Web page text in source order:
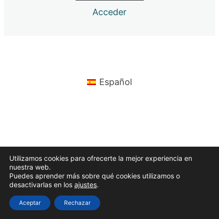
10º Semana, full y half ironman
Acceder
Utilizamos cookies para ofrecerte la mejor experiencia en
nuestra web.
Puedes aprender más sobre qué cookies utilizamos o
desactivarlas en los ajustes.
Aceptar Rechazar
Español